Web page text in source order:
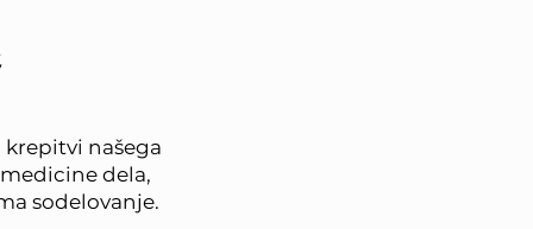
našega
dela,
sodelovanje.